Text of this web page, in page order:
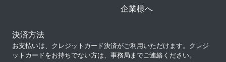
企業様へ
決済方法
お支払いは、クレジットカード決済がご利用いただけます。クレジ
ットカードをお持ちでない方は、事務局までご連絡ください。